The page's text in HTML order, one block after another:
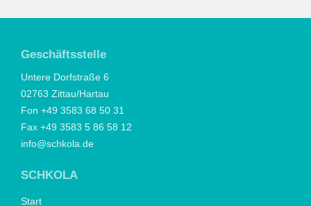
Geschäftsstelle
Untere Dorfstraße 6
02763 Zittau/Hartau
Fon +49 3583 68 50 31
Fax +49 3583 5 86 58 12
info@schkola.de
SCHKOLA
Start